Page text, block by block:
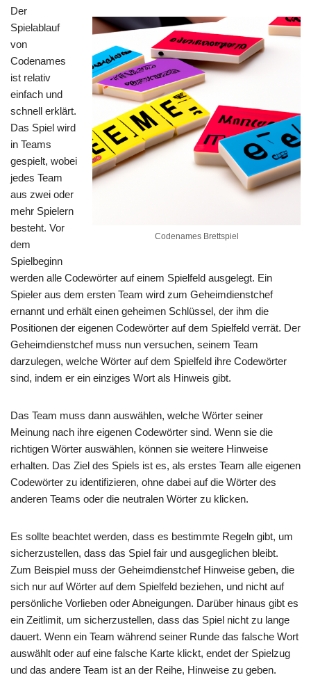
Codenames Brettspiel
Der
Spielablauf
von
Codenames
ist relativ
einfach und
schnell erklärt.
Das Spiel wird
in Teams
gespielt, wobei
jedes Team
aus zwei oder
mehr Spielern
besteht. Vor
dem
Spielbeginn
werden alle Codewörter auf einem Spielfeld ausgelegt. Ein
Spieler aus dem ersten Team wird zum Geheimdienstchef
ernannt und erhält einen geheimen Schlüssel, der ihm die
Positionen der eigenen Codewörter auf dem Spielfeld verrät. Der
Geheimdienstchef muss nun versuchen, seinem Team
darzulegen, welche Wörter auf dem Spielfeld ihre Codewörter
sind, indem er ein einziges Wort als Hinweis gibt.
Das Team muss dann auswählen, welche Wörter seiner
Meinung nach ihre eigenen Codewörter sind. Wenn sie die
richtigen Wörter auswählen, können sie weitere Hinweise
erhalten. Das Ziel des Spiels ist es, als erstes Team alle eigenen
Codewörter zu identifizieren, ohne dabei auf die Wörter des
anderen Teams oder die neutralen Wörter zu klicken.
Es sollte beachtet werden, dass es bestimmte Regeln gibt, um
sicherzustellen, dass das Spiel fair und ausgeglichen bleibt.
Zum Beispiel muss der Geheimdienstchef Hinweise geben, die
sich nur auf Wörter auf dem Spielfeld beziehen, und nicht auf
persönliche Vorlieben oder Abneigungen. Darüber hinaus gibt es
ein Zeitlimit, um sicherzustellen, dass das Spiel nicht zu lange
dauert. Wenn ein Team während seiner Runde das falsche Wort
auswählt oder auf eine falsche Karte klickt, endet der Spielzug
und das andere Team ist an der Reihe, Hinweise zu geben.